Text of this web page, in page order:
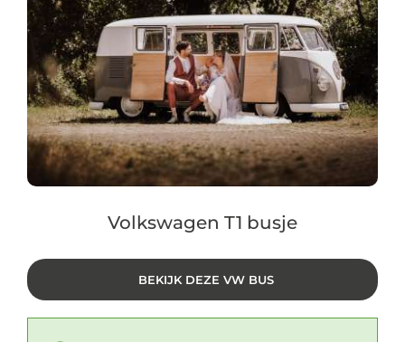
Volkswagen T1 busje
BEKIJK DEZE VW BUS